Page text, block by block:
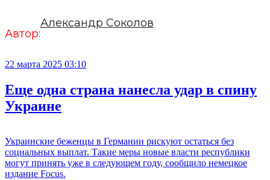
Автор:
Александр Соколов
22 марта 2025 03:10
Еще одна страна нанесла удар в спину
Украине
Украинские беженцы в Германии рискуют остаться без
социальных выплат. Такие меры новые власти республики
могут принять уже в следующем году, сообщило немецкое
издание Focus.